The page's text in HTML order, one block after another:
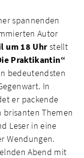
spannenden
Autor
um 18 Uhr stellt
Praktikantin“
bedeutendsten
In
er packende
Themen
Leser in eine
Wendungen.
Abend mit